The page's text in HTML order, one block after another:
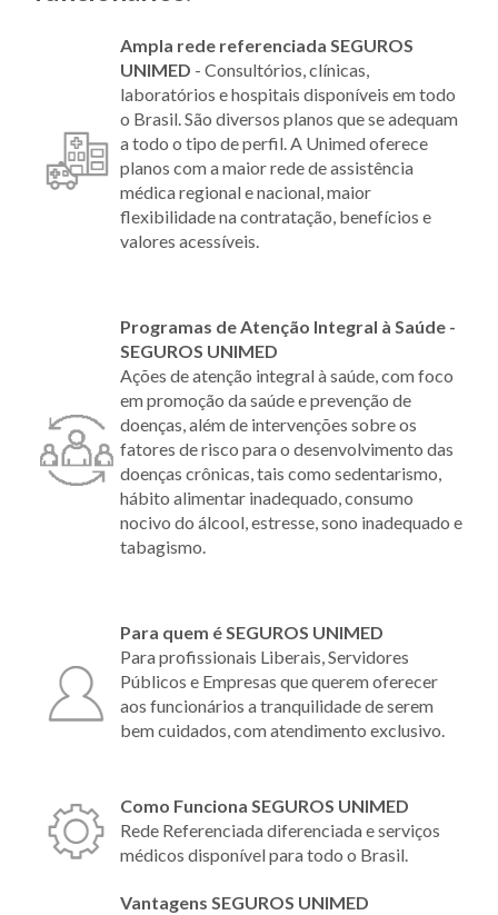
Ampla rede referenciada SEGUROS
UNIMED - Consultórios, clínicas,
laboratórios e hospitais disponíveis em todo
o Brasil. São diversos planos que se adequam
a todo o tipo de perfil. A Unimed oferece
planos com a maior rede de assistência
médica regional e nacional, maior
flexibilidade na contratação, benefícios e
valores acessíveis.
Programas de Atenção Integral à Saúde -
SEGUROS UNIMED
Ações de atenção integral à saúde, com foco
em promoção da saúde e prevenção de
doenças, além de intervenções sobre os
fatores de risco para o desenvolvimento das
doenças crônicas, tais como sedentarismo,
hábito alimentar inadequado, consumo
nocivo do álcool, estresse, sono inadequado e
tabagismo.
Para quem é SEGUROS UNIMED
Para profissionais Liberais, Servidores
Públicos e Empresas que querem oferecer
aos funcionários a tranquilidade de serem
bem cuidados, com atendimento exclusivo.
Como Funciona SEGUROS UNIMED
Rede Referenciada diferenciada e serviços
médicos disponível para todo o Brasil.
Vantagens SEGUROS UNIMED